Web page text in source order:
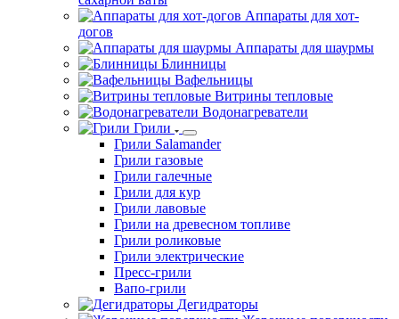
Аппараты для хот-
догов
Аппараты для шаурмы
Блинницы
Вафельницы
Витрины тепловые
Водонагреватели
Грили
Грили Salamander
Грили газовые
Грили галечные
Грили для кур
Грили лавовые
Грили на древесном топливе
Грили роликовые
Грили электрические
Пресс-грили
Вапо-грили
Дегидраторы